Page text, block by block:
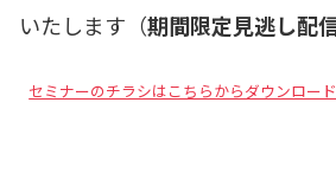
いたします（期間限定見逃し配
セミナーのチラシはこちらからダウンロー